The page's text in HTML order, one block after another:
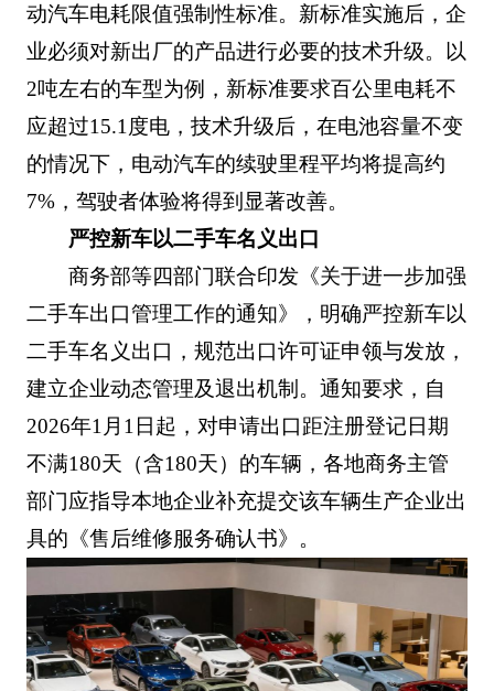
动汽车电耗限值强制性标准。新标准实施后，企
业必须对新出厂的产品进行必要的技术升级。以
2吨左右的车型为例，新标准要求百公里电耗不
应超过15.1度电，技术升级后，在电池容量不变
的情况下，电动汽车的续驶里程平均将提高约
7%，驾驶者体验将得到显著改善。
严控新车以二手车名义出口
商务部等四部门联合印发《关于进一步加强
二手车出口管理工作的通知》，明确严控新车以
二手车名义出口，规范出口许可证申领与发放，
建立企业动态管理及退出机制。通知要求，自
2026年1月1日起，对申请出口距注册登记日期
不满180天（含180天）的车辆，各地商务主管
部门应指导本地企业补充提交该车辆生产企业出
具的《售后维修服务确认书》。